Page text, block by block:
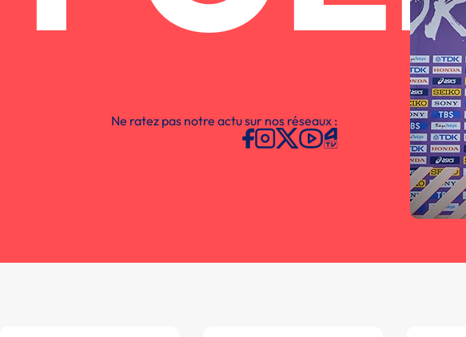
Ne ratez pas notre actu sur nos réseaux :